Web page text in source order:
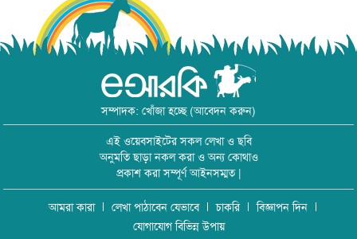
সম্পাদক: খোঁজা হচ্ছে (আবেদন করুন)
এই ওয়েবসাইটের সকল লেখা ও ছবি
অনুমতি ছাড়া নকল করা ও অন্য কোথাও
প্রকাশ করা সম্পূর্ণ আইনসম্মত |
আমরা কারা লেখা পাঠাবেন যেভাবে চাকরি
বিজ্ঞাপন দিন
যোগাযোগ বিভিন্ন উপায়